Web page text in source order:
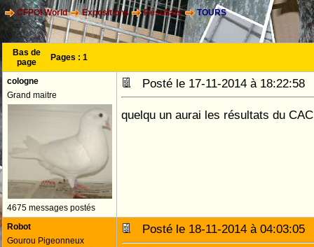
CFPOI World Expositions Résultats TOURS
Bas de
page
Pages : 1
cologne
Grand maitre
4675 messages postés
Posté le 17-11-2014 à
quelqu un aurai les résultats du
Robot
Gourou Pigeonneux
Posté le 18-11-2014 à